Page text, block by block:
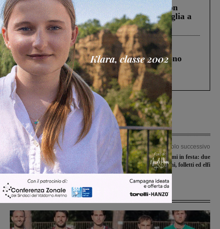
Scomparso da una struttura di Castiglion
Fiorentino l’uomo che aveva ucciso la figlia a
Levane nel 2020
Cronaca 4 Agosto 2026
Un anno fa la strage in A1 in cui morirono
Gianni, Giulia e Franco. Lo schianto, il
processo, lo stop ai sorpassi fra tir....
Articolo precedente
Appuntamento domani sera con la
“Staffetta sotto le stelle”
Articolo successivo
Laterina Pergine, Gnomi in festa: due
giorni tra gnomi, folletti ed elfi
Ultime Notizie